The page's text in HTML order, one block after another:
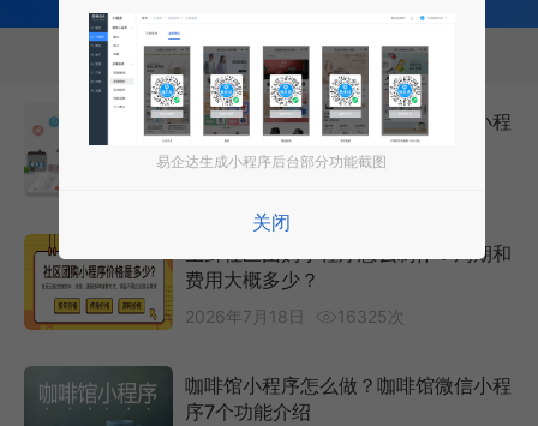
相关推荐
社区小程序团购怎么做？社区团购小程
序7大主要功能
生鲜社区团购小程序怎么制作？周期和
费用大概多少？
2026年7月18日 16325次
咖啡馆小程序怎么做？咖啡馆微信小程
序7个功能介绍
易企达生成小程序后台部分功能截图
关闭